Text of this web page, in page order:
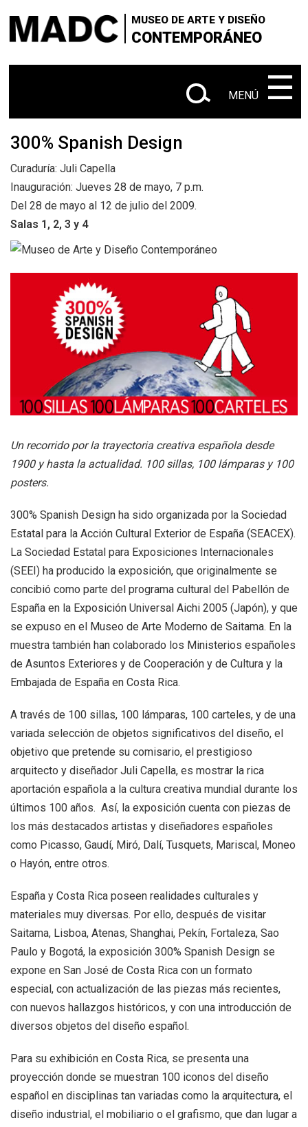
main
content
MUSEO DE ARTE Y DISEÑO
CONTEMPORÁNEO
Buscar
sitio
‌‌‌‌‌‌‌‌‌‌‌
‌‌‌‌‌‌‌‌‌‌
×
+ VISITANOS
+ SOBRE EL MADC | Administrativo
+ EXPOSICIONES | Actuales | Próximas
| Anteriores
+ SALA Ø
+ CONVOCATORIAS
+ MEDIACIÓN EDUCATIVA
PUBLICACIONES
DIRECTORIOS Tiendas de diseño
MESA EJECUTIVA DE ARTES VISUALES
SALA DE PRENSA
MENÚ ☰
300% Spanish Design
Curaduría: Juli Capella
Inauguración: Jueves 28 de mayo, 7 p.m.
Del 28 de mayo al 12 de julio del 2009.
Salas 1, 2, 3 y 4
Un recorrido por la trayectoria creativa española desde
1900 y hasta la actualidad. 100 sillas, 100 lámparas y 100
posters.
300% Spanish Design ha sido organizada por la Sociedad
Estatal para la Acción Cultural Exterior de España (SEACEX).
La Sociedad Estatal para Exposiciones Internacionales
(SEEI) ha producido la exposición, que originalmente se
concibió como parte del programa cultural del Pabellón de
España en la Exposición Universal Aichi 2005 (Japón), y que
se expuso en el Museo de Arte Moderno de Saitama. En la
muestra también han colaborado los Ministerios españoles
de Asuntos Exteriores y de Cooperación y de Cultura y la
Embajada de España en Costa Rica.
A través de 100 sillas, 100 lámparas, 100 carteles, y de una
variada selección de objetos significativos del diseño, el
objetivo que pretende su comisario, el prestigioso
arquitecto y diseñador Juli Capella, es mostrar la rica
aportación española a la cultura creativa mundial durante los
últimos 100 años. Así, la exposición cuenta con piezas de
los más destacados artistas y diseñadores españoles
como Picasso, Gaudí, Miró, Dalí, Tusquets, Mariscal, Moneo
o Hayón, entre otros.
España y Costa Rica poseen realidades culturales y
materiales muy diversas. Por ello, después de visitar
Saitama, Lisboa, Atenas, Shanghai, Pekín, Fortaleza, Sao
Paulo y Bogotá, la exposición 300% Spanish Design se
expone en San José de Costa Rica con un formato
especial, con actualización de las piezas más recientes,
con nuevos hallazgos históricos, y con una introducción de
diversos objetos del diseño español.
Para su exhibición en Costa Rica, se presenta una
proyección donde se muestran 100 iconos del diseño
español en disciplinas tan variadas como la arquitectura, el
diseño industrial, el mobiliario o el grafismo, que dan lugar a